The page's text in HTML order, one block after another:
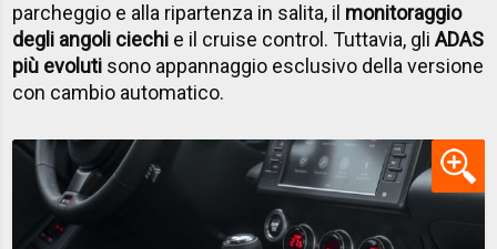
parcheggio e alla ripartenza in salita, il monitoraggio
degli angoli ciechi e il cruise control. Tuttavia, gliADAS
più evoluti sono appannaggio esclusivo della versione
con cambio automatico.